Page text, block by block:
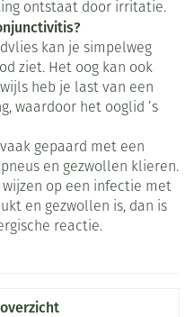
ontstaat door irritatie.
kan je simpelweg
ziet. Het oog kan ook
heb je last van een
waardoor het ooglid ’s
gepaard met een
en gezwollen klieren.
op een infectie met
en gezwollen is, dan is
reactie.